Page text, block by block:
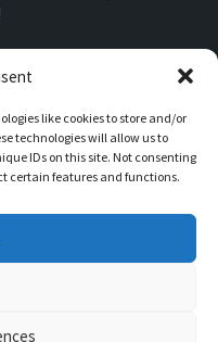
like cookies to store and/or
technologies will allow us to
IDs on this site. Not consenting
certain features and functions.
und nahe der
Geschichte,
beeindrucken